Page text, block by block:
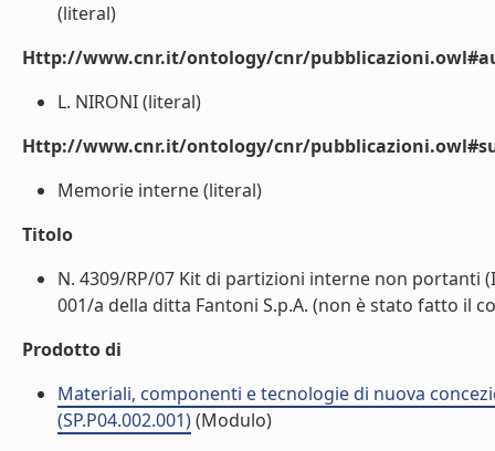
(literal)
Http://www.cnr.it/ontology/cnr/
L. NIRONI (literal)
Http://www.cnr.it/ontology/cnr/
Memorie interne (literal)
Titolo
N. 4309/RP/07 Kit di partizioni interne non portanti
001/a della ditta Fantoni S.p.A. (non è stato fatto
Prodotto di
Materiali, componenti e tecnologie di nuova
(SP.P04.002.001)(Modulo)